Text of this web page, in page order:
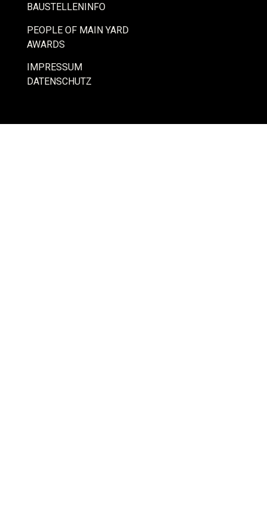
BAUSTELLENINFO
PEOPLE OF MAIN YARD
AWARDS
IMPRESSUM
DATENSCHUTZ